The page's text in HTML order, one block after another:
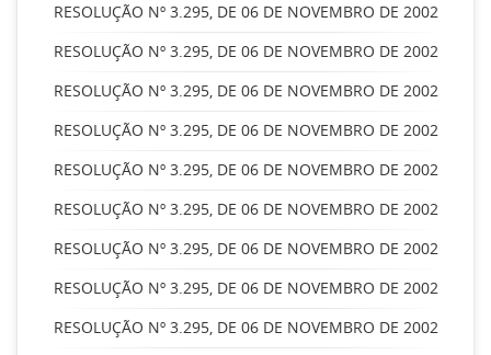
RESOLUÇÃO Nº 3.295, DE 06 DE NOVEMBRO DE 2002
RESOLUÇÃO Nº 3.295, DE 06 DE NOVEMBRO DE 2002
RESOLUÇÃO Nº 3.295, DE 06 DE NOVEMBRO DE 2002
RESOLUÇÃO Nº 3.295, DE 06 DE NOVEMBRO DE 2002
RESOLUÇÃO Nº 3.295, DE 06 DE NOVEMBRO DE 2002
RESOLUÇÃO Nº 3.295, DE 06 DE NOVEMBRO DE 2002
RESOLUÇÃO Nº 3.295, DE 06 DE NOVEMBRO DE 2002
RESOLUÇÃO Nº 3.295, DE 06 DE NOVEMBRO DE 2002
RESOLUÇÃO Nº 3.295, DE 06 DE NOVEMBRO DE 2002